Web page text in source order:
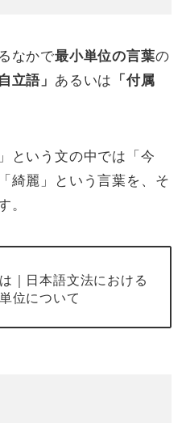
なかで最小単位の言葉の
立語」 あるいは
「付属
という文の中では「今
綺麗」という言葉を、そ
。
｜日本語文法における
位について